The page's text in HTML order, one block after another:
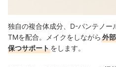
独自の複合体成分、D-パンテノー
TMを配合。メイクをしながら 外
保つサポートをします。